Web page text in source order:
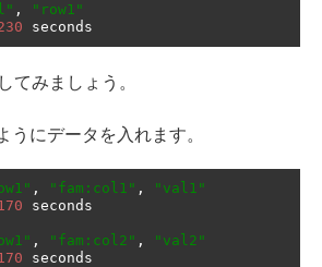
,
"row1"
seconds
みましょう。
にデータを入れます。
, "fam:col1" ,
"val1"
seconds
, "fam:col2" ,
"val2"
seconds